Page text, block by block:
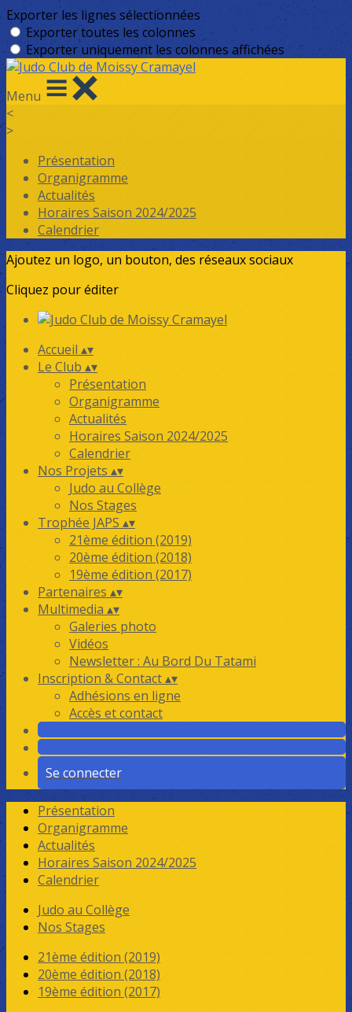
Exporter les lignes sélectionnées
Exporter toutes les colonnes
Exporter uniquement les colonnes affichées
Menu
<
>
Présentation
Organigramme
Actualités
Horaires Saison 2024/2025
Calendrier
Ajoutez un logo, un bouton, des réseaux sociaux
Cliquez pour éditer
Accueil ▴▾
Le Club ▴▾
Présentation
Organigramme
Actualités
Horaires Saison 2024/2025
Calendrier
Nos Projets ▴▾
Judo au Collège
Nos Stages
Trophée JAPS ▴▾
21ème édition (2019)
20ème édition (2018)
19ème édition (2017)
Partenaires ▴▾
Multimedia ▴▾
Galeries photo
Vidéos
Newsletter : Au Bord Du Tatami
Inscription & Contact▴▾
Adhésions en ligne
Accès et contact
Se connecter
Présentation
Organigramme
Actualités
Horaires Saison 2024/2025
Calendrier
Judo au Collège
Nos Stages
21ème édition (2019)
20ème édition (2018)
19ème édition (2017)